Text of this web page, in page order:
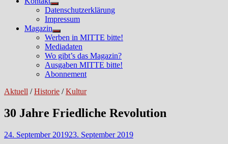
Untermenü
anzeigen
Datenschutzerklärung
Impressum
Magazin
Untermenü
anzeigen
Werben in MITTE bitte!
Mediadaten
Wo gibt’s das Magazin?
Ausgaben MITTE bitte!
Abonnement
Aktuell /Historie /Kultur
30 Jahre Friedliche Revolution
24. September 201923. September 2019